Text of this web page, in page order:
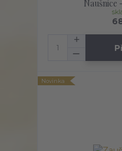
Naušnice
Novinka